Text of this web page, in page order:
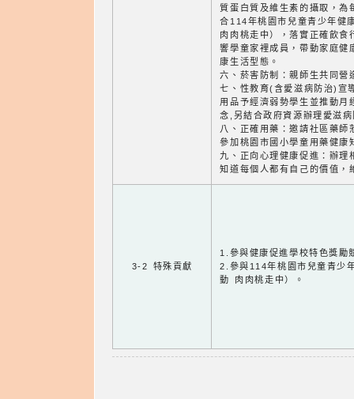
質蛋白質及維生素的攝取，為
合114年桃園市兒童青少年健
肉肉桃走中），落實正確飲食
響學童家裡成員，帶動家庭健
康生活型態。
六、菸害防制：親師生共同營
七、性教育(含愛滋病防治)宣
用品予經濟弱勢學生並推動月
念,另結合政府資源辦理愛滋
八、正確用藥：邀請社區藥師
參加桃園市國小學童用藥健康
九、正向心理健康促進：辦理
知道每個人都有自己的價值，
3-2 特殊貢獻
1.參與健康促進學校特色獎勵
2.參與114年桃園市兒童青少
動 肉肉桃走中）。